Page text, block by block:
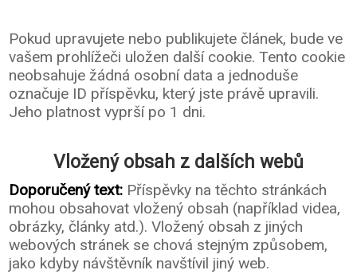
Pokud upravujete nebo publikujete článek, bude ve
vašem prohlížeči uložen další cookie. Tento cookie
neobsahuje žádná osobní data a jednoduše
označuje ID příspěvku, který jste právě upravili.
Jeho platnost vyprší po 1 dni.
Vložený obsah z dalších webů
Doporučený text: Příspěvky na těchto stránkách
mohou obsahovat vložený obsah (například videa,
obrázky, články atd.). Vložený obsah z jiných
webových stránek se chová stejným způsobem,
jako kdyby návštěvník navštívil jiný web.